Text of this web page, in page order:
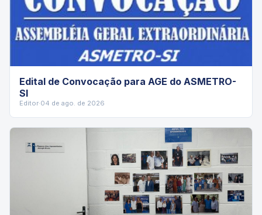
Edital de Convocação para AGE do ASMETRO-
SI
Editor·04 de ago. de 2026